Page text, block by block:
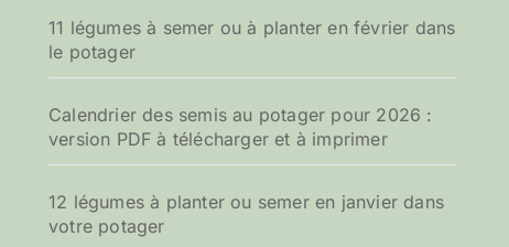
11 légumes à semer ou à planter en février dans
le potager
Calendrier des semis au potager pour 2026 :
version PDF à télécharger et à imprimer
12 légumes à planter ou semer en janvier dans
votre potager